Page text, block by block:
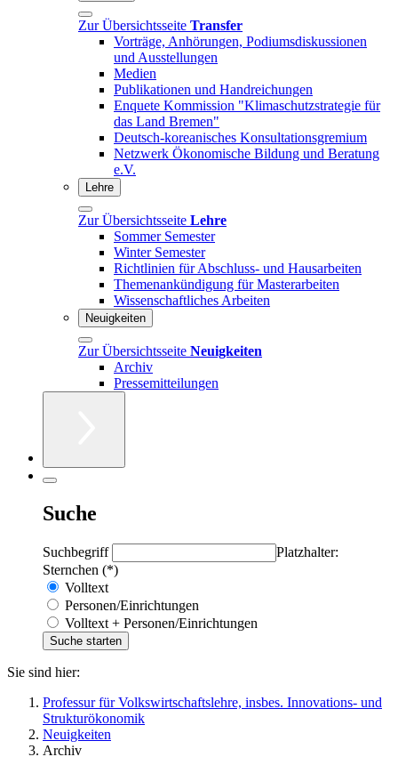
Zur Übersichtsseite Transfer
Vorträge, Anhörungen, Podiumsdiskussionen
und Ausstellungen
Medien
Publikationen und Handreichungen
Enquete Kommission "Klimaschutzstrategie für
das Land Bremen"
Deutsch-koreanisches Konsultationsgremium
Netzwerk Ökonomische Bildung und Beratung
e.V.
Lehre
Zur Übersichtsseite Lehre
Sommer Semester
Winter Semester
Richtlinien für Abschluss- und Hausarbeiten
Themenankündigung für Masterarbeiten
Wissenschaftliches Arbeiten
Neuigkeiten
Zur Übersichtsseite Neuigkeiten
Archiv
Pressemitteilungen
Suche
Suchbegriff
Platzhalter:
Sternchen (*)
Volltext
Personen/Einrichtungen
Volltext + Personen/Einrichtungen
Sie sind hier:
Professur für Volkswirtschaftslehre, insbes. Innovations- und
Strukturökonomik
Neuigkeiten
Archiv